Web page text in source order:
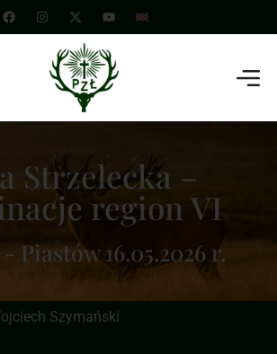
Strzelecka –
region VI
Piastów 16.05.2026 r.
Szymański